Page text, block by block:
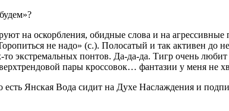
на оскорбления, обидные слова и на
не надо» (с.). Полосатый и так активен до
экстремальных понтов. Да-да-да. Тигр очень
пары кроссовок… фантазии у меня не
есть Янская Вода сидит на Духе Наслаждения и